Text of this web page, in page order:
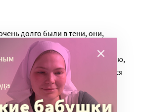
долго были в тени, они,
и эта
пор не преодолена полностью,
– Дискриминации подвергаются
„Куда вы смотрели,
риторический вопрос,